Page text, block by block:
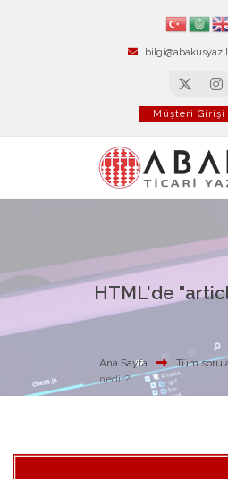
Müşteri Girişi
HTML'de
Ana Sayfa Tüm
nedir?